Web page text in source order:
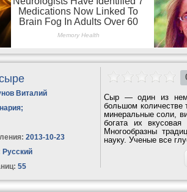
Виталий
;
2013-10-23
Русский
55
Сыр — один из
большом количестве
минеральные соли,
богата их
Многообразны
науку. Ученые все